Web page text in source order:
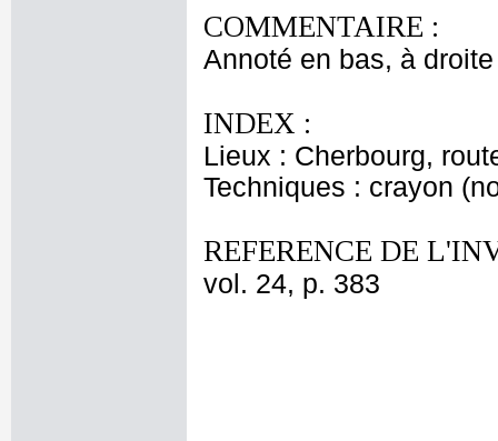
COMMENTAIRE :
Annoté en bas, à
INDEX :
Lieux : Cherbourg,
Techniques : crayon
REFERENCE DE
vol. 24, p. 383